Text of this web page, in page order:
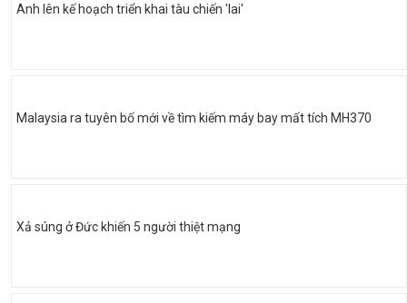
Anh lên kế hoạch triển khai tàu chiến 'lai'
Malaysia ra tuyên bố mới về tìm kiếm máy bay mất tích MH370
Xả súng ở Đức khiến 5 người thiệt mạng